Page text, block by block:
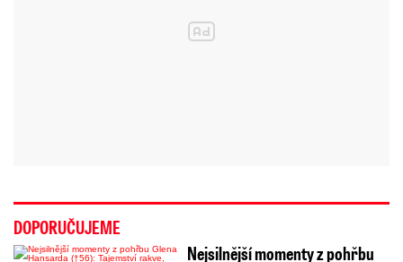
DOPORUČUJEME
Nejsilnější momenty z pohřbu